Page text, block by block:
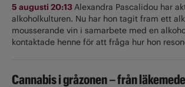
5 augusti 20:13Alexandra Pascalidou har
alkoholkulturen. Nu har hon tagit fram ett
mousserande vin i samarbete med en
kontaktade henne för att fråga hur hon
Cannabis i gråzonen – från